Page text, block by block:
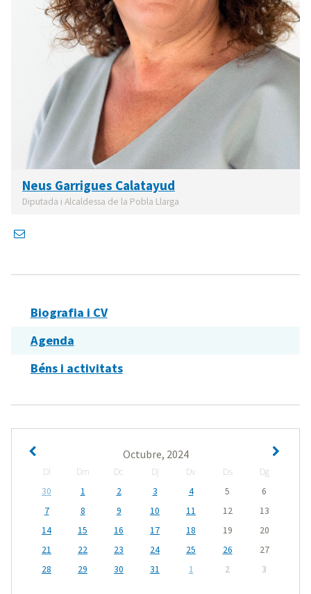
Neus Garrigues Calatayud
Diputada i Alcaldessa de la Pobla Llarga
Biografia i CV
Agenda
Béns i activitats
Octubre, 2024
Dl Dm Dc Dj Dv Ds
Dg
30
1 2 3 4 5
6
7
8 9 10 11 12
13
14
15 16 17 18 19
20
21
22 23 24 25 26
27
28
29 30 31 1 2 3